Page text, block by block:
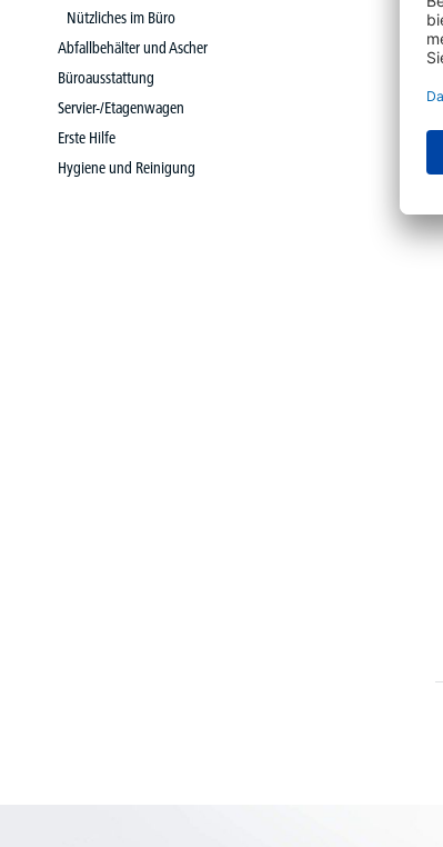
Nützliches im Büro
Abfallbehälter und Ascher
Büroausstattung
Servier-/Etagenwagen
Erste Hilfe
Hygiene und Reinigung